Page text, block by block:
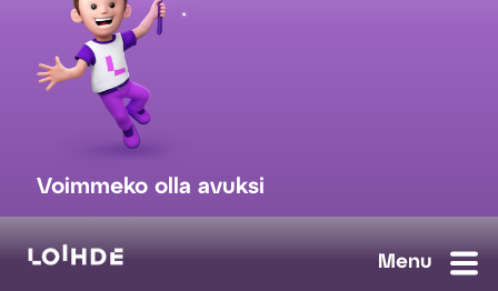
Voimmeko olla avuksi
myynti@loihde.com